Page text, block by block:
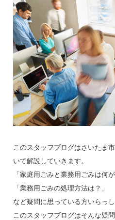
このスタッフブログはさいたま
いて解説していきます。
「家庭用ごみと業務用ごみは何
「業務用ごみの処理方法は？」
など疑問に思っている方いらっ
このスタッフブログはそんな疑